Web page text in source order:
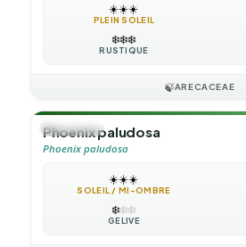
☀️☀️☀️
PLEIN SOLEIL
❄️❄️❄️
RUSTIQUE
🍃ARECACEAE
🌴PALMIER
Phoenix paludosa
Phoenix paludosa
☀️☀️☀️
SOLEIL / MI-OMBRE
❄️❄️❄️
GÉLIVE